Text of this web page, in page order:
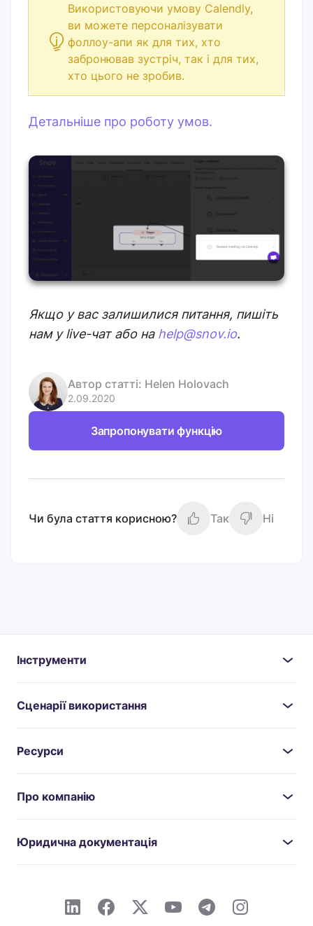
Використовуючи умову Calendly,
ви можете персоналізувати
фоллоу-апи як для тих, хто
забронював зустріч, так і для тих,
хто цього не зробив.
Детальніше про роботу умов.
Якщо у вас залишилися питання, пишіть
нам у live-чат або на help@snov.io.
Автор статті: Helen Holovach
2.09.2020
Запропонувати функцію
Чи була стаття корисною? Так Ні
Інструменти
Сценарії використання
Ресурси
Про компанію
Юридична документація